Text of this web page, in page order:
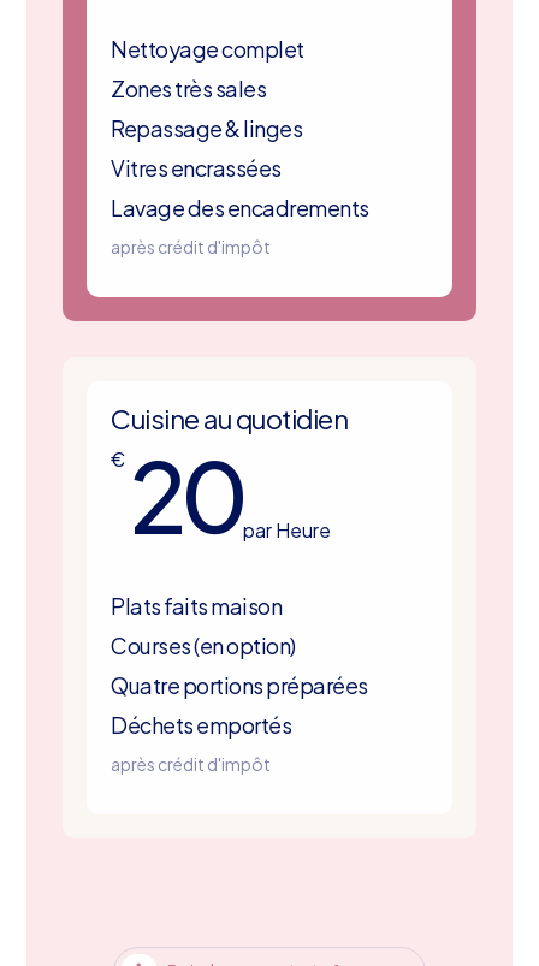
Nettoyage complet
Zones très sales
Repassage & linges
Vitres encrassées
Lavage des encadrements
après crédit d'impôt
Cuisine au quotidien
€ 20par Heure
Plats faits maison
Courses (en option)
Quatre portions préparées
Déchets emportés
après crédit d'impôt